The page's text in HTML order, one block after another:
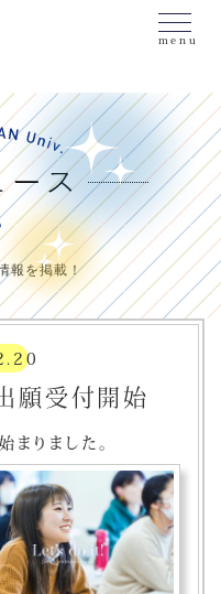
menu
報を掲載！
願受付開始
りました。